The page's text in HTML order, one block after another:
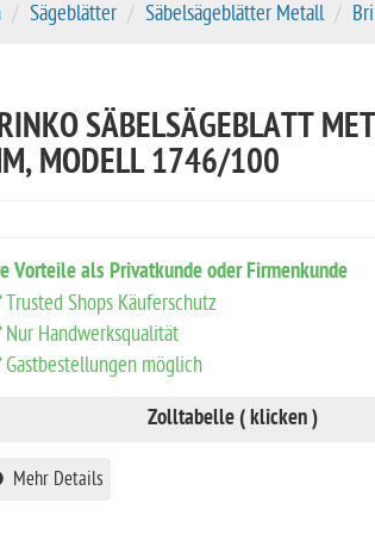
Sägeblätter Säbelsägeblätter Metall
SÄBELSÄGEBLATT
MODELL 1746/100
Vorteile als Privatkunde oder Firmenkunde
Trusted Shops Käuferschutz
Nur Handwerksqualität
Gastbestellungen möglich
Zolltabelle ( klicken )
Mehr Details